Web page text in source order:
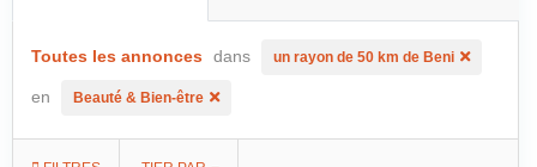
Toutes les annonces dans un rayon de 50 km de Beni
en Beauté & Bien-être